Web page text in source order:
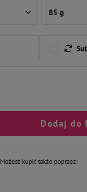
85 g
Dodaj do
Możesz kupić także poprzez: